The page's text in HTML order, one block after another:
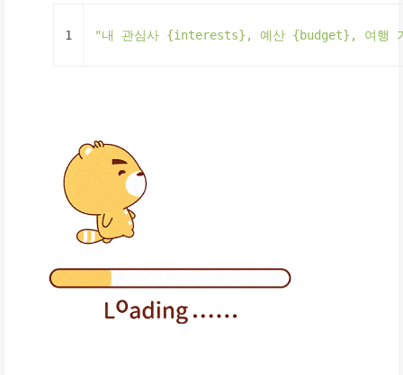
1 "내 관심사 {interests}, 예산 {budget}, 여행 기